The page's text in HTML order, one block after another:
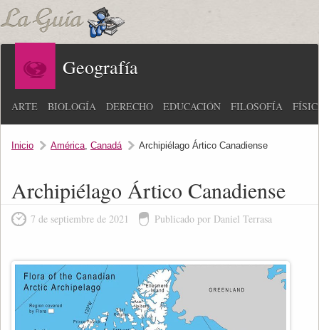
Geografía
ARTE BIOLOGÍA DERECHO EDUCACIÓN FILOSOFÍA
Inicio América, Canadá Archipiélago Ártico Canadiense
Archipiélago Ártico Canadiense
7 de septiembre de 2021 Publicado por Daniel Terrasa